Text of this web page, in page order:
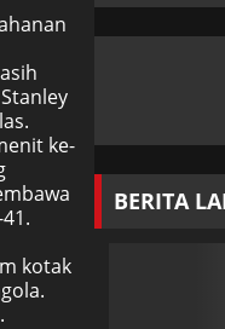
ke-
kotak
BERITA